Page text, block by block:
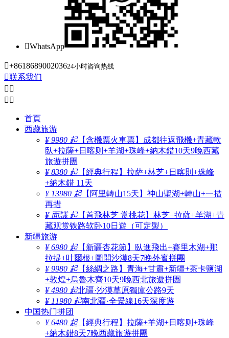
WhatsApp
+861868900203624小时咨询热线
联系我们
 
 
首頁
西藏旅游
¥ 9980 起【含機票火車票】成都往返飛機+青藏軟
臥+拉薩+日喀则+羊湖+珠峰+納木錯10天9晚西藏
旅遊拼團
¥ 8380 起【經典行程】拉萨+林芝+日喀則+珠峰
+納木錯 11天
¥ 13980 起【阿里轉山15天】神山聖湖+轉山+一措
再措
¥ 面議 起【首飛林芝 赏桃花】林芝+拉薩+羊湖+青
藏观赏铁路软卧10日遊（可定製）
新疆旅游
¥ 6980 起【新疆杏花節】臥進飛出+賽里木湖+那
拉提+吐爾根+圖開沙漠8天7晚外賓拼團
¥ 9980 起【絲綢之路】青海+甘肅+新疆+茶卡鹽湖
+敦煌+烏魯木齊10天9晚西北旅遊拼團
¥ 4980 起北疆·沙漠草原獨庫公路9天
¥ 11980 起南北疆·全景線16天深度遊
中国热门拼团
¥ 6480 起【經典行程】拉薩+羊湖+日喀则+珠峰
+納木錯8天7晚西藏旅遊拼團